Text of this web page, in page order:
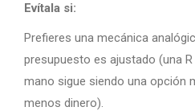
Evítala si:
Prefieres una mecánica
presupuesto es ajustado (una R
mano sigue siendo una opción
menos dinero).